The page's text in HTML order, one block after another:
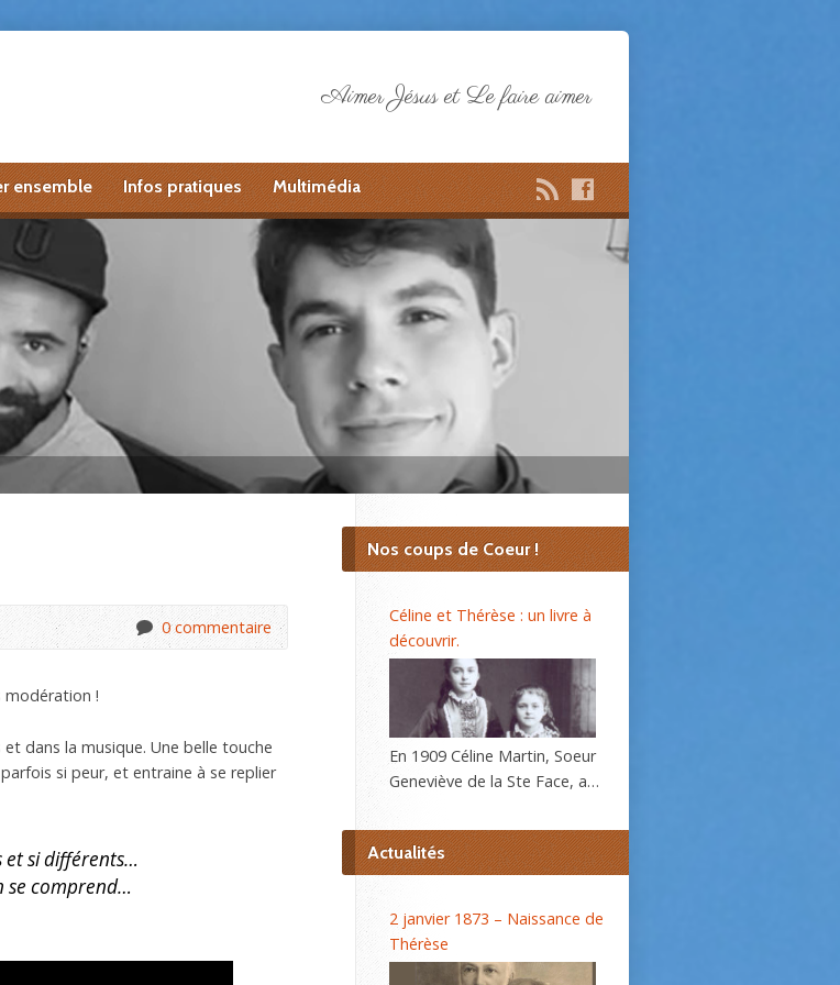
Aimer Jésus et Le faire aimer
ensemble Infos pratiques Multimédia
0 commentaire
modération !
dans la musique. Une belle touche
si peur, et entraine à se replier
et si différents…
se comprend…
Nos coups de Coeur !
Céline et Thérèse : un livre à
découvrir.
En 1909 Céline Martin, Soeur
Geneviève de la Ste Face, a
sa sœur Thérèse, l’histoire
d’une âme, se répand dans le
bientôt. C’est alors que la
Prieure du Carmel lui
Actualités
2 janvier 1873 – Naissance de
Thérèse